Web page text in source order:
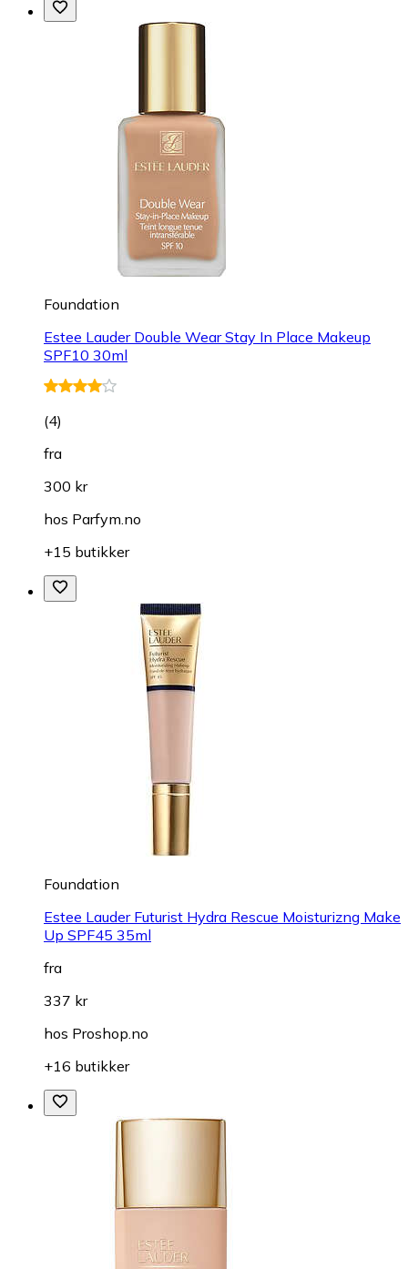
Foundation
Estee Lauder Double Wear Stay In Place Makeup
SPF10 30ml
(4)
fra
300 kr
hos Parfym.no
+15 butikker
Foundation
Estee Lauder Futurist Hydra Rescue Moisturizng Make
Up SPF45 35ml
fra
337 kr
hos Proshop.no
+16 butikker